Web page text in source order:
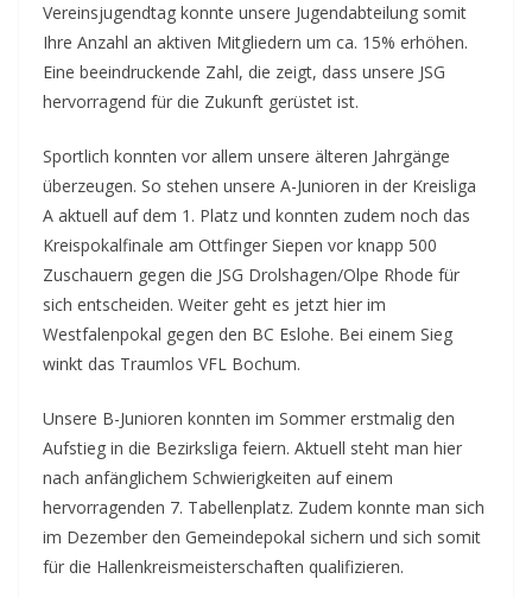
Vereinsjugendtag konnte unsere Jugendabteilung somit
Ihre Anzahl an aktiven Mitgliedern um ca. 15% erhöhen.
Eine beeindruckende Zahl, die zeigt, dass unsere JSG
hervorragend für die Zukunft gerüstet ist.
Sportlich konnten vor allem unsere älteren Jahrgänge
überzeugen. So stehen unsere A-Junioren in der Kreisliga
A aktuell auf dem 1. Platz und konnten zudem noch das
Kreispokalfinale am Ottfinger Siepen vor knapp 500
Zuschauern gegen die JSG Drolshagen/Olpe Rhode für
sich entscheiden. Weiter geht es jetzt hier im
Westfalenpokal gegen den BC Eslohe. Bei einem Sieg
winkt das Traumlos VFL Bochum.
Unsere B-Junioren konnten im Sommer erstmalig den
Aufstieg in die Bezirksliga feiern. Aktuell steht man hier
nach anfänglichem Schwierigkeiten auf einem
hervorragenden 7. Tabellenplatz. Zudem konnte man sich
im Dezember den Gemeindepokal sichern und sich somit
für die Hallenkreismeisterschaften qualifizieren.